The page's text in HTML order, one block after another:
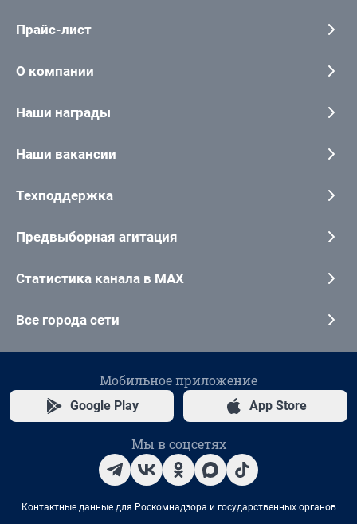
Прайс-лист
О компании
Наши награды
Наши вакансии
Техподдержка
Предвыборная агитация
Статистика канала в MAX
Все города сети
Мобильное приложение
Google Play App Store
Мы в соцсетях
Контактные данные для Роскомнадзора и государственных органов